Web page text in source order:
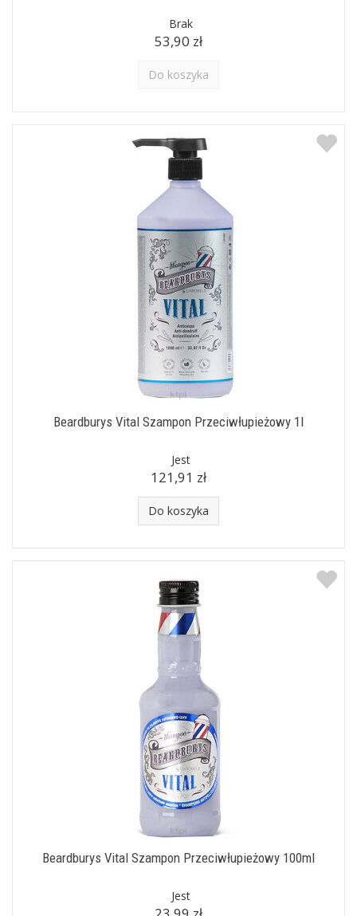
Brak
53,90 zł
Do koszyka
Beardburys Vital Szampon Przeciwłupieżowy 1l
Jest
121,91 zł
Do koszyka
Beardburys Vital Szampon Przeciwłupieżowy 100ml
Jest